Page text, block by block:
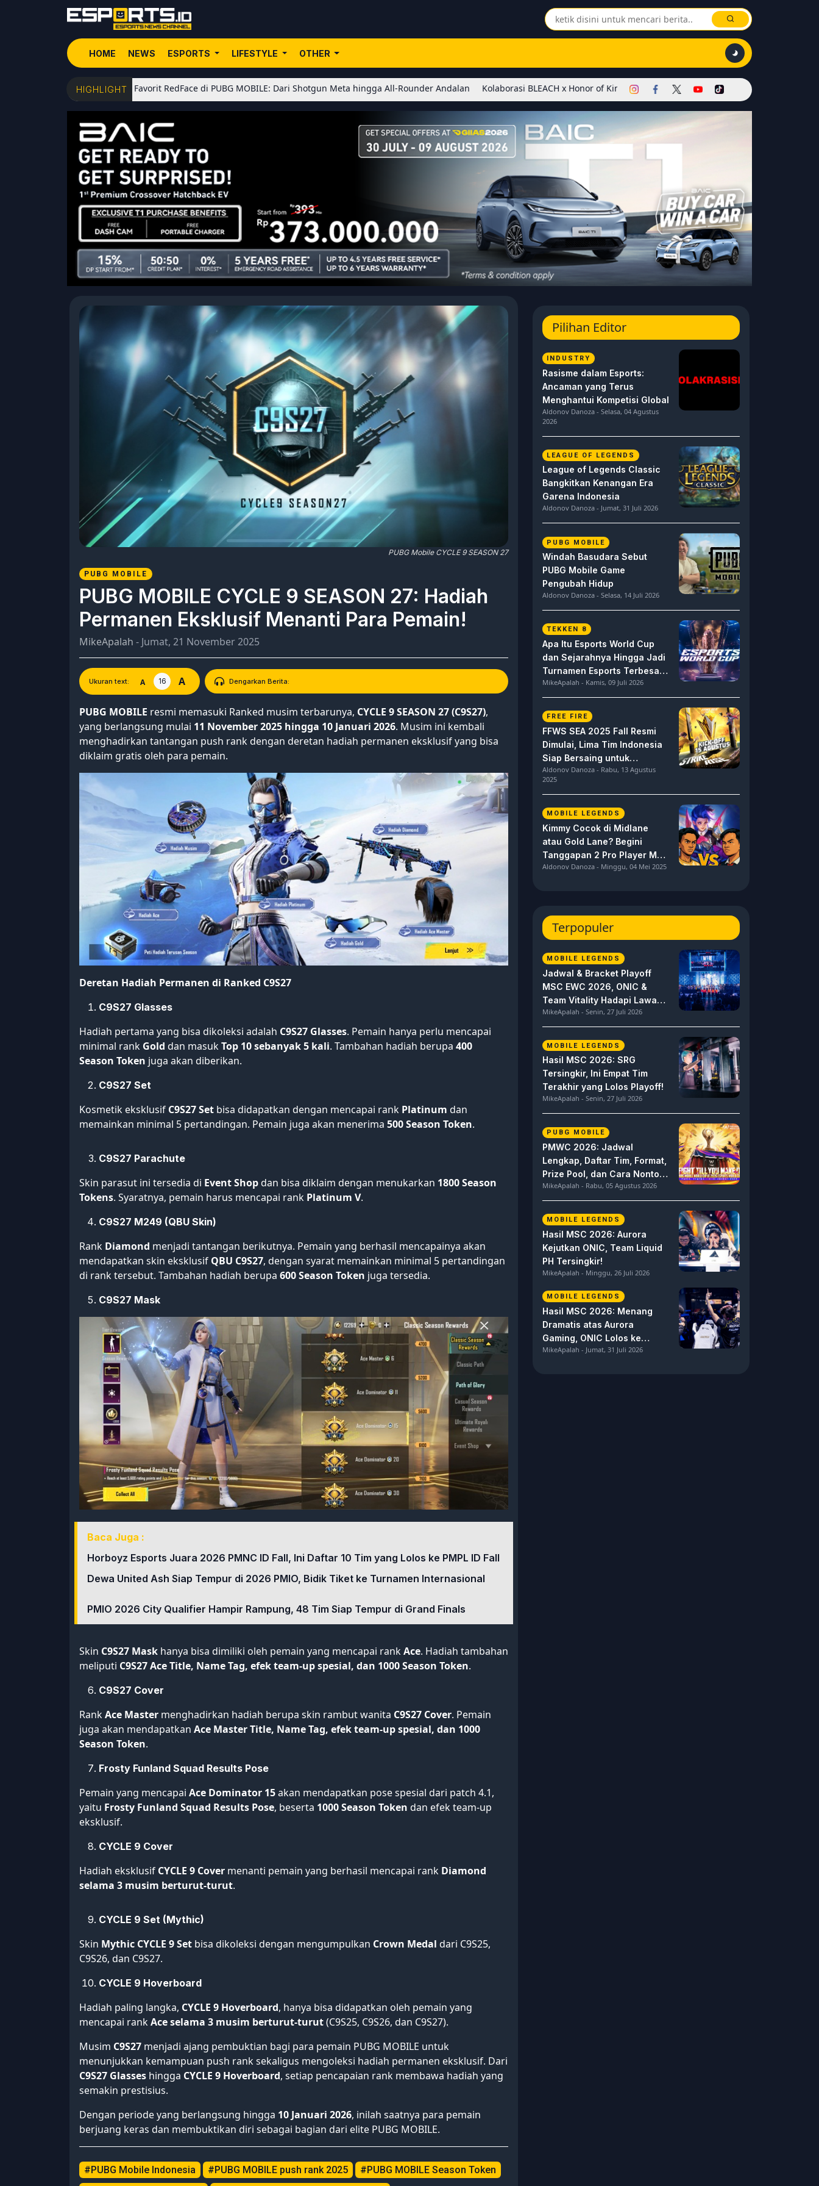
HOME NEWS ESPORTS LIFESTYLE OTHER
HIGHLIGHT
5 Senjata Favorit RedFace di PUBG MOBILE: Dari Shotgun Meta hingga All-Rounder Andalan Kolaborasi BLEACH x Honor of Kings Dimulai! Hadirkan Skin Soul Reaper, Mode Khusus, dan
PUBG Mobile CYCLE 9 SEASON 27
PUBG MOBILE
PUBG MOBILE CYCLE 9 SEASON 27: Hadiah
Permanen Eksklusif Menanti Para Pemain!
MikeApalah - Jumat, 21 November 2025
Ukuran text: A 16 A Dengarkan Berita:
PUBG MOBILE resmi memasuki Ranked musim terbarunya, CYCLE 9 SEASON 27 (C9S27),
yang berlangsung mulai 11 November 2025 hingga 10 Januari 2026. Musim ini kembali
menghadirkan tantangan push rank dengan deretan hadiah permanen eksklusif yang bisa
diklaim gratis oleh para pemain.
Deretan Hadiah Permanen di Ranked C9S27
C9S27 Glasses
Hadiah pertama yang bisa dikoleksi adalah C9S27 Glasses. Pemain hanya perlu mencapai
minimal rank Gold dan masukTop 10 sebanyak 5 kali. Tambahan hadiah berupa 400
Season Token juga akan diberikan.
C9S27 Set
Kosmetik eksklusif C9S27 Set bisa didapatkan dengan mencapai rank Platinum dan
memainkan minimal 5 pertandingan. Pemain juga akan menerima 500 Season Token.
C9S27 Parachute
Skin parasut ini tersedia di Event Shopdan bisa diklaim dengan menukarkan 1800 Season
Tokens. Syaratnya, pemain harus mencapai rank Platinum V.
C9S27 M249 (QBU Skin)
Rank Diamond menjadi tantangan berikutnya. Pemain yang berhasil mencapainya akan
mendapatkan skin eksklusif QBU C9S27, dengan syarat memainkan minimal 5 pertandingan
di rank tersebut. Tambahan hadiah berupa 600 Season Token juga tersedia.
C9S27 Mask
Baca Juga :
Horboyz Esports Juara 2026 PMNC ID Fall, Ini Daftar 10 Tim yang Lolos ke PMPL ID Fall
Dewa United Ash Siap Tempur di 2026 PMIO, Bidik Tiket ke Turnamen Internasional
PMIO 2026 City Qualifier Hampir Rampung, 48 Tim Siap Tempur di Grand Finals
Skin C9S27 Mask hanya bisa dimiliki oleh pemain yang mencapai rankAce. Hadiah tambahan
meliputi C9S27 Ace Title, Name Tag, efek team-up spesial, dan 1000 Season Token.
C9S27 Cover
RankAce Master menghadirkan hadiah berupa skin rambut wanita C9S27 Cover. Pemain
juga akan mendapatkan Ace Master Title, Name Tag, efek team-up spesial, dan 1000
Season Token.
Frosty Funland Squad Results Pose
Pemain yang mencapai Ace Dominator 15akan mendapatkan pose spesial dari patch 4.1,
yaitu Frosty Funland Squad Results Pose, beserta 1000 Season Token dan efek team-up
eksklusif.
CYCLE 9 Cover
Hadiah eksklusif CYCLE 9 Cover menanti pemain yang berhasil mencapai rank Diamond
selama 3 musim berturut-turut.
CYCLE 9 Set (Mythic)
Skin Mythic CYCLE 9 Set bisa dikoleksi dengan mengumpulkan Crown Medal dari C9S25,
C9S26, dan C9S27.
CYCLE 9 Hoverboard
Hadiah paling langka, CYCLE 9 Hoverboard, hanya bisa didapatkan oleh pemain yang
mencapai rankAce selama 3 musim berturut-turut(C9S25, C9S26, dan C9S27).
Musim C9S27 menjadi ajang pembuktian bagi para pemain PUBG MOBILE untuk
menunjukkan kemampuan push rank sekaligus mengoleksi hadiah permanen eksklusif. Dari
C9S27 Glasses hingga CYCLE 9 Hoverboard, setiap pencapaian rank membawa hadiah yang
semakin prestisius.
Dengan periode yang berlangsung hingga 10 Januari 2026, inilah saatnya para pemain
berjuang keras dan membuktikan diri sebagai bagian dari elite PUBG MOBILE.
#PUBG Mobile Indonesia #PUBG MOBILE push rank 2025
#PUBG MOBILE Season Token
Pilihan Editor
INDUSTRY
Rasisme dalam Esports:
Ancaman yang Terus
Menghantui Kompetisi Global
Aldonov Danoza - Selasa, 04 Agustus
2026
LEAGUE OF LEGENDS
League of Legends Classic
Bangkitkan Kenangan Era
Garena Indonesia
Aldonov Danoza - Jumat, 31 Juli 2026
PUBG MOBILE
Windah Basudara Sebut
PUBG Mobile Game
Pengubah Hidup
Aldonov Danoza - Selasa, 14 Juli 2026
TEKKEN 8
Apa Itu Esports World Cup
dan Sejarahnya Hingga Jadi
Turnamen Esports Terbesar
di Dunia
MikeApalah - Kamis, 09 Juli 2026
FREE FIRE
FFWS SEA 2025 Fall Resmi
Dimulai, Lima Tim Indonesia
Siap Bersaing untuk
Dominasi
Aldonov Danoza - Rabu, 13 Agustus
2025
MOBILE LEGENDS
Kimmy Cocok di Midlane
atau Gold Lane? Begini
Tanggapan 2 Pro Player MPL
ID S15 ini
Aldonov Danoza - Minggu, 04 Mei 2025
Terpopuler
MOBILE LEGENDS
Jadwal & Bracket Playoff
MSC EWC 2026, ONIC &
Team Vitality Hadapi Lawan
Berat
MikeApalah - Senin, 27 Juli 2026
MOBILE LEGENDS
Hasil MSC 2026: SRG
Tersingkir, Ini Empat Tim
Terakhir yang Lolos Playoff!
MikeApalah - Senin, 27 Juli 2026
PUBG MOBILE
PMWC 2026: Jadwal
Lengkap, Daftar Tim, Format,
Prize Pool, dan Cara Nonton
PUBG MOBILE World Cup
MikeApalah - Rabu, 05 Agustus 2026
MOBILE LEGENDS
Hasil MSC 2026: Aurora
Kejutkan ONIC, Team Liquid
PH Tersingkir!
MikeApalah - Minggu, 26 Juli 2026
MOBILE LEGENDS
Hasil MSC 2026: Menang
Dramatis atas Aurora
Gaming, ONIC Lolos ke
Semifinal!
MikeApalah - Jumat, 31 Juli 2026